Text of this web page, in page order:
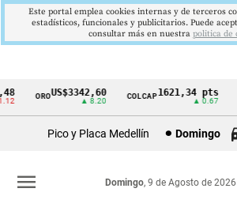
Cintillo
Colombia
ORO US$3342,60 COLCAP1621,34 pts USD/
Pico y Placa Medellín Domingo
Domingo, 9 de Agosto de 2026
menu
Este portal emplea cookies internas y de terceros
estadísticos, funcionales y publicitarios. Puede
consultar más en nuestra politica de